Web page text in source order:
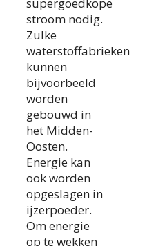
supergoedkope
stroom nodig.
Zulke
waterstoffabrieken
kunnen
bijvoorbeeld
worden
gebouwd in
het Midden-
Oosten.
Energie kan
ook worden
opgeslagen in
ijzerpoeder.
Om energie
op te wekken